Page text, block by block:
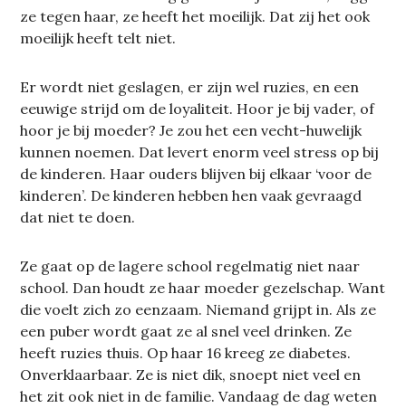
ze tegen haar, ze heeft het moeilijk. Dat zij het ook
moeilijk heeft telt niet.
Er wordt niet geslagen, er zijn wel ruzies, en een
eeuwige strijd om de loyaliteit. Hoor je bij vader, of
hoor je bij moeder? Je zou het een vecht-huwelijk
kunnen noemen. Dat levert enorm veel stress op bij
de kinderen. Haar ouders blijven bij elkaar ‘voor de
kinderen’. De kinderen hebben hen vaak gevraagd
dat niet te doen.
Ze gaat op de lagere school regelmatig niet naar
school. Dan houdt ze haar moeder gezelschap. Want
die voelt zich zo eenzaam. Niemand grijpt in. Als ze
een puber wordt gaat ze al snel veel drinken. Ze
heeft ruzies thuis. Op haar 16 kreeg ze diabetes.
Onverklaarbaar. Ze is niet dik, snoept niet veel en
het zit ook niet in de familie. Vandaag de dag weten